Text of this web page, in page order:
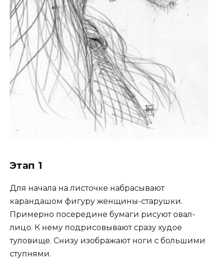
Этап 1
Для начала на листочке набрасывают
карандашом фигуру женщины-старушки.
Примерно посередине бумаги рисуют овал-
лицо. К нему подрисовывают сразу худое
туловище. Снизу изображают ноги с большими
ступнями.